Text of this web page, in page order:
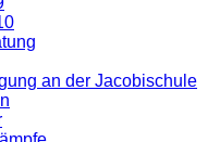
an der Jacobischule